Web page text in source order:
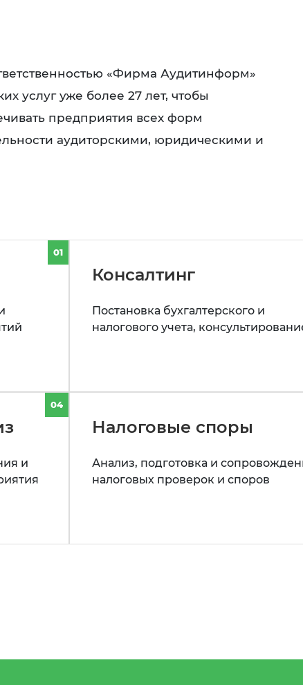
«Фирма Аудитинформ»
услуг уже более 27 лет, чтобы
предприятия всех форм
аудиторскими, юридическими и
01
Консалтинг
Постановка бухгалтерского и
налогового учета,
04
и
Налоговые споры
Анализ, подготовка и
налоговых проверок и споров